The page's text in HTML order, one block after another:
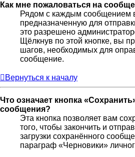
Как мне пожаловаться на
Рядом с каждым сообщением
предназначенную для
это разрешено
Щёлкнув по этой кнопке, вы
шагов, необходимых для
сообщение.
Вернуться к началу
Что означает кнопка
сообщения?
Эта кнопка позволяет вам
того, чтобы закончить и
загрузки сохранённого
параграф «Черновики»